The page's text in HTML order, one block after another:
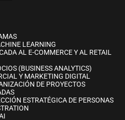
LEARNING
AL E-COMMERCE Y AL RETAIL
(BUSINESS ANALYTICS)
Y MARKETING DIGITAL
DE PROYECTOS
ESTRATÉGICA DE PERSONAS